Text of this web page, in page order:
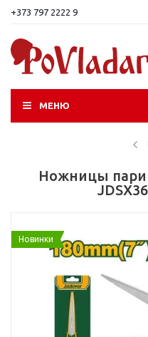
+373 797 2222 9
МЕНЮ
Ножницы
Новинки